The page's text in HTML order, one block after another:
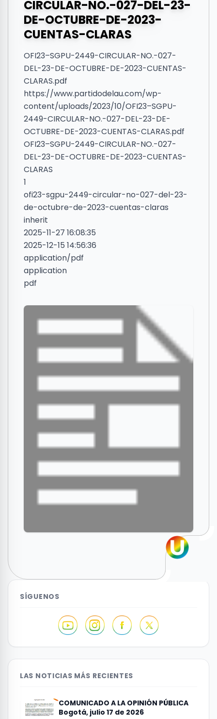
CIRCULAR-NO.-027-DEL-23-
DE-OCTUBRE-DE-2023-
CUENTAS-CLARAS
OFI23–SGPU-2449-CIRCULAR-NO.-027-
DEL-23-DE-OCTUBRE-DE-2023-CUENTAS-
CLARAS.pdf
https://www.partidodelau.com/wp-
content/uploads/2023/10/OFI23–SGPU-
2449-CIRCULAR-NO.-027-DEL-23-DE-
OCTUBRE-DE-2023-CUENTAS-CLARAS.pdf
OFI23–SGPU-2449-CIRCULAR-NO.-027-
DEL-23-DE-OCTUBRE-DE-2023-CUENTAS-
CLARAS
1
ofi23-sgpu-2449-circular-no-027-del-23-
de-octubre-de-2023-cuentas-claras
inherit
2025-11-27 16:08:35
2025-12-15 14:56:36
application/pdf
application
pdf
SÍGUENOS
LAS NOTICIAS MÁS RECIENTES
COMUNICADO A LA OPINIÓN PÚBLICA
Bogotá, julio 17 de 2026